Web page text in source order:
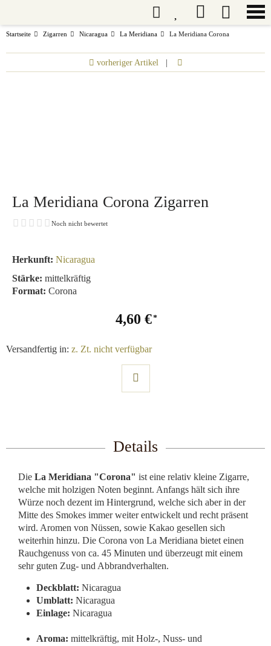
Startseite Zigarren Nicaragua La Meridiana La Meridiana Corona
vorheriger Artikel |
La Meridiana Corona Zigarren
Noch nicht bewertet
Herkunft: Nicaragua
Stärke: mittelkräftig
Format: Corona
4,60 €
Versandfertig in: z. Zt. nicht verfügbar
Details
Die La Meridiana "Corona" ist eine relativ kleine Zigarre,
welche mit holzigen Noten beginnt. Anfangs hält sich ihre
Würze noch dezent im Hintergrund, welche sich aber in der
Mitte des Smokes immer weiter entwickelt und recht präsent
wird. Aromen von Nüssen, sowie Kakao gesellen sich
weiterhin hinzu. Die Corona von La Meridiana bietet einen
Rauchgenuss von ca. 45 Minuten und überzeugt mit einem
sehr guten Zug- und Abbrandverhalten.
Deckblatt: Nicaragua
Umblatt: Nicaragua
Einlage: Nicaragua
Aroma: mittelkräftig, mit Holz-, Nuss- und